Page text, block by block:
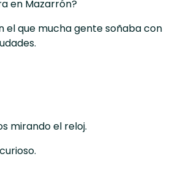
en Mazarrón?
el que mucha gente soñaba con
mirando el reloj.